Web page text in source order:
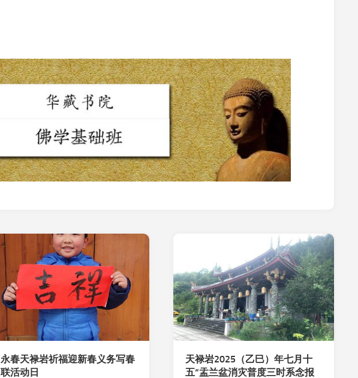
永春天禄岩祈福迎新春义务写春
联活动日
天禄岩2025（乙巳）年七月十
五“盂兰盆消灾普度三时系念报